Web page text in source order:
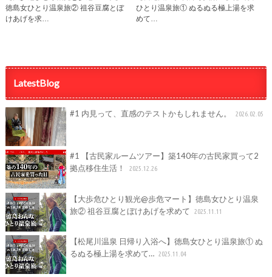
徳島女ひとり温泉旅② 祖谷豆腐とぼ
けあげを求…
ひとり温泉旅① ぬるぬる極上湯を求
めて…
LatestBlog
#1 内見って、直感のテストかもしれません。 2026.02.05
#1 【古民家ルームツアー】築140年の古民家買って2
拠点移住生活！
2025.12.26
【大歩危ひとり観光@歩危マート】徳島女ひとり温泉
旅② 祖谷豆腐とぼけあげを求めて
2025.11.11
【松尾川温泉 日帰り入浴へ】徳島女ひとり温泉旅① ぬ
るぬる極上湯を求めて… 2025.11.04